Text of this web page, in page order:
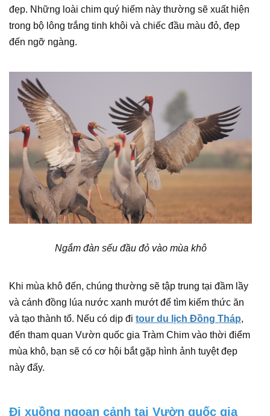
đẹp. Những loài chim quý hiếm này thường sẽ xuất hiện
trong bộ lông trắng tinh khôi và chiếc đầu màu đỏ, đẹp
đến ngỡ ngàng.
Ngắm đàn sếu đầu đỏ vào mùa khô
Khi mùa khô đến, chúng thường sẽ tập trung tại đầm lầy
và cánh đồng lúa nước xanh mướt để tìm kiếm thức ăn
và tạo thành tổ. Nếu có dịp đi tour du lịch Đồng Tháp,
đến tham quan Vườn quốc gia Tràm Chim vào thời điểm
mùa khô, bạn sẽ có cơ hội bắt gặp hình ảnh tuyệt đẹp
này đấy.
Đi xuồng ngoạn cảnh tại Vườn quốc gia